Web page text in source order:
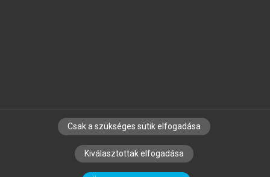
SZERZŐKNEK CÉGEKNEK KÖNYVTÁROSOKNAK
SZERKESZTÉSI ÉS LEKTORÁLÁSI ALAPELVEK
Csak a szükséges sütik elfogadása
Kiválasztottak elfogadása